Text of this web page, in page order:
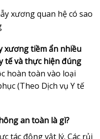
xương quan hệ có sao
xương tiềm ẩn nhiều
tế và thực hiện đúng
hoàn toàn vào loại
(Theo Dịch vụ Y tế
an toàn là gì?
tác động vật lý. Các rủi